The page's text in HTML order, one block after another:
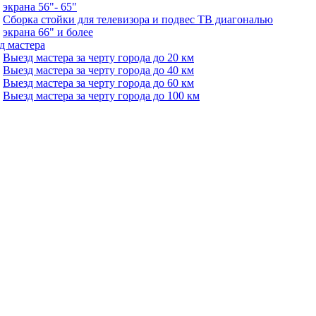
экрана 56"- 65"
Сборка стойки для телевизора и подвес ТВ диагональю
экрана 66" и более
мастера
Выезд мастера за черту города до 20 км
Выезд мастера за черту города до 40 км
Выезд мастера за черту города до 60 км
Выезд мастера за черту города до 100 км